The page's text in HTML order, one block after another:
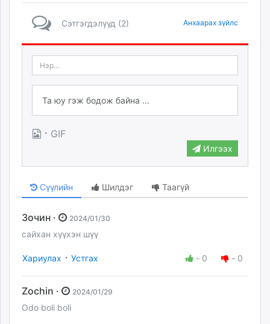
Сэтгэгдэлүүд (2) Анхаарах зүйлс
· GIF
Илгээх
Сүүлийн Шилдэг Таагүй
Зочин · 2024/01/30
сайхан хүүхэн шүү
Хариулах · Устгах - 0 - 0
Zochin · 2024/01/29
Odo boli boli